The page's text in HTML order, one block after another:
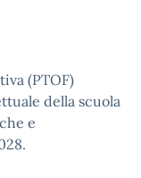
(PTOF)
della scuola
e